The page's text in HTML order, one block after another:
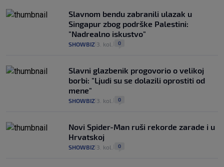
Slavnom bendu zabranili ulazak u
Singapur zbog podrške Palestini:
"Nadrealno iskustvo"
SHOWBIZ 3. kol. 0
Slavni glazbenik progovorio o velikoj
borbi: "Ljudi su se dolazili oprostiti od
mene"
SHOWBIZ 3. kol. 0
Novi Spider-Man ruši rekorde zarade i u
Hrvatskoj
SHOWBIZ 3. kol. 0